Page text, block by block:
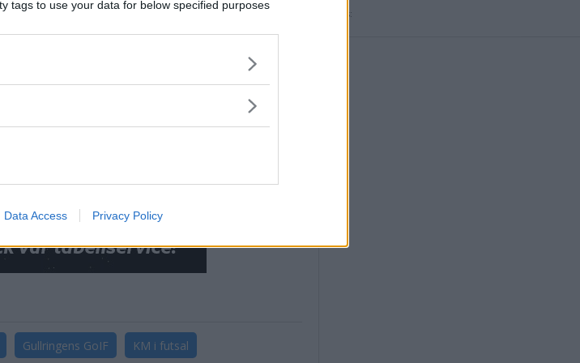
tags to use your data for below specified purposes
Data Access Privacy Policy
Gullringens GoIF KM i futsal
Annons: